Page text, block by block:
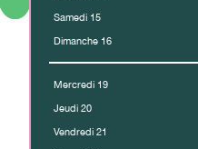
Samedi 15
Dimanche 16
Mercredi 19
Jeudi 20
Vendredi 21